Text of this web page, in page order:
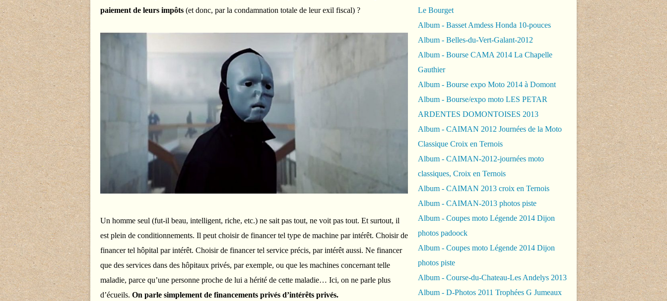
paiement de leurs impôts (et donc, par la condamnation totale de leur exil fiscal) ?
Un homme seul (fut-il beau, intelligent, riche, etc.) ne sait pas tout, ne voit pas tout. Et surtout, il
est plein de conditionnements. Il peut choisir de financer tel type de machine par intérêt. Choisir de
financer tel hôpital par intérêt. Choisir de financer tel service précis, par intérêt aussi. Ne financer
que des services dans des hôpitaux privés, par exemple, ou que les machines concernant telle
maladie, parce qu’une personne proche de lui a hérité de cette maladie… Ici, on ne parle plus
d’écueils. On parle simplement de financements privés d’intérêts privés.
Le Bourget
Album - Basset Amdess Honda 10-pouces
Album - Belles-du-Vert-Galant-2012
Album - Bourse CAMA 2014 La Chapelle
Gauthier
Album - Bourse expo Moto 2014 à Domont
Album - Bourse/expo moto LES PETAR
ARDENTES DOMONTOISES 2013
Album - CAIMAN 2012 Journées de la Moto
Classique Croix en Ternois
Album - CAIMAN-2012-journées moto
classiques, Croix en Ternois
Album - CAIMAN 2013 croix en Ternois
Album - CAIMAN-2013 photos piste
Album - Coupes moto Légende 2014 Dijon
photos padoock
Album - Coupes moto Légende 2014 Dijon
photos piste
Album - Course-du-Chateau-Les Andelys 2013
Album - D-Photos 2011 Trophées G Jumeaux